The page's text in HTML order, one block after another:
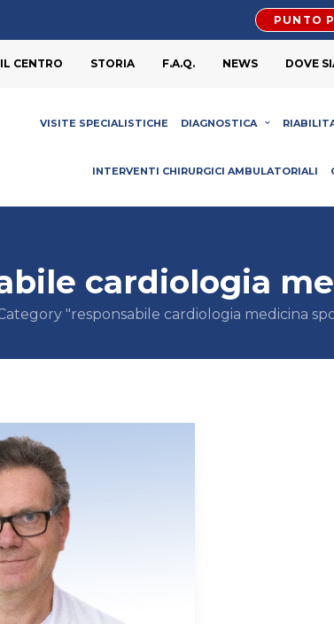
PUNTO
IL CENTRO STORIA F.A.Q. NEWS DOVE
VISITE SPECIALISTICHE DIAGNOSTICA
INTERVENTI CHIRURGICI AMBULATORIALI
cardiologia
"responsabile cardiologia medicina